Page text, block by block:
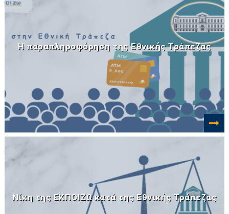
Η παραπληροφόρηση της Εθνικής Τράπεζας
Νίκη της ΕΚΠΟΙΖΩ κατά της Εθνικής Τράπεζας